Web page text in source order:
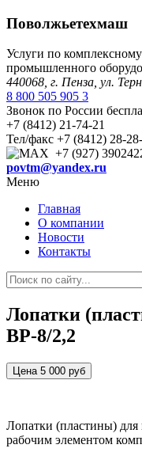
Поволжьетехмаш
Услуги по
промышленного
440068, г. Пенза, ул.
8 800 505 905 3
Звонок по России
+7 (8412) 21-74-21
Тел/факс +7 (8412) 28-
+7 (927)
povtm@yandex.ru
Меню
Главная
О компании
Новости
Контакты
Лопатки
ВР-8/2,2
Цена 5 000 руб
Лопатки (пластины) для
рабочим элементом